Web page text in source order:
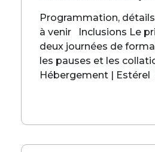
Programmation,
à venir Inclusions Le
deux journées de
les pauses et les
Hébergement | Estérel